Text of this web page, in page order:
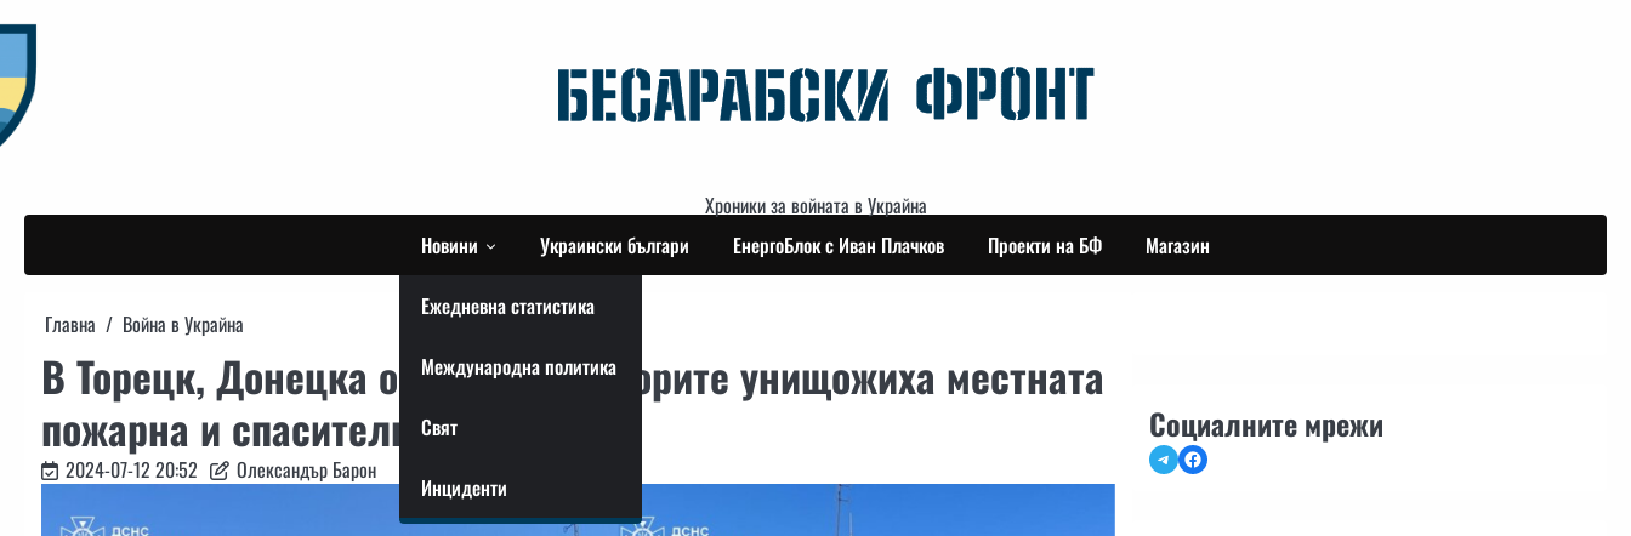
to
content
Хроники за войната в Украйна
Новини
Ежедневна статистика
Международна политика
Свят
Инциденти
Украински българи ЕнергоБлок с Иван Плачков Проекти на БФ Магазин
Главна Война в Украйна
В Торецк, Донецка област, окупаторите унищожиха местната
пожарна и спасителна служба
2024-07-12 20:52 Олександър Барон
Социалните мрежи
TelegramFacebook